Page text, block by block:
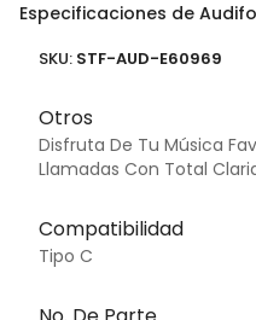
Especificaciones de
SKU: STF-AUD-E60969
Otros
Disfruta De Tu Música
Llamadas Con Total
Compatibilidad
Tipo C